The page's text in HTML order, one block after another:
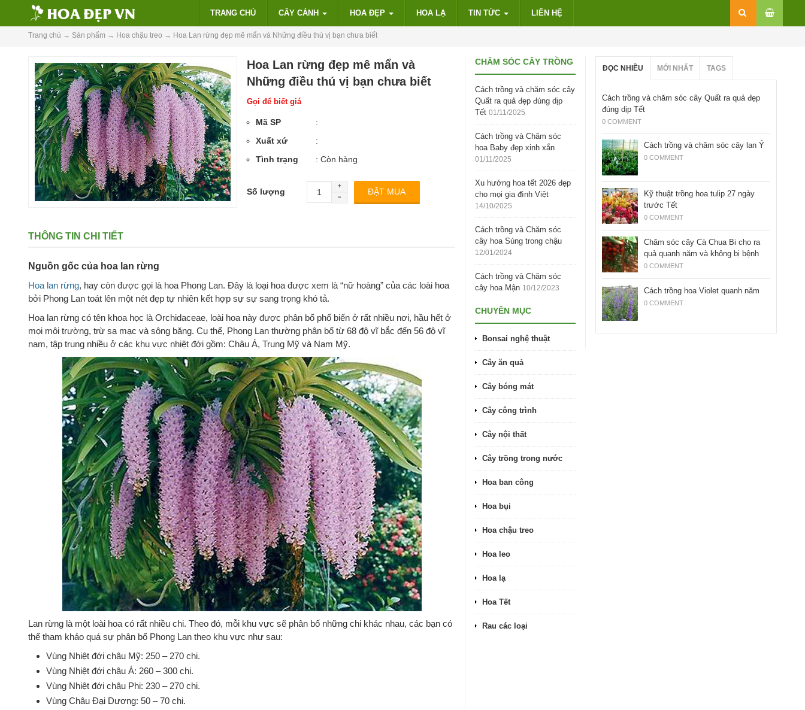
TRANG CHỦ CÂY CẢNH HOA ĐẸP HOA LẠ TIN TỨC LIÊN HỆ
Trang chủ → Sản phẩm → Hoa chậu treo → Hoa Lan rừng đẹp mê mẩn và Những điều thú vị bạn chưa biết
Hoa Lan rừng đẹp mê mẩn và
Những điều thú vị bạn chưa biết
Gọi để biết giá
Mã SP
:
Xuất xứ
:
Tình trạng
: Còn hàng
Số lượng
THÔNG TIN CHI TIẾT
Nguồn gốc của hoa lan rừng
Hoa lan rừng, hay còn được gọi là hoa Phong Lan. Đây là loại hoa được xem là “nữ hoàng” của các loài hoa
bởi Phong Lan toát lên một nét đẹp tự nhiên kết hợp sự sự sang trọng khó tả.
Hoa lan rừng có tên khoa học là Orchidaceae, loài hoa này được phân bố phổ biến ở rất nhiều nơi, hầu hết ở
mọi môi trường, trừ sa mạc và sông băng. Cụ thể, Phong Lan thường phân bố từ 68 độ vĩ bắc đến 56 độ vĩ
nam, tập trung nhiều ở các khu vực nhiệt đới gồm: Châu Á, Trung Mỹ và Nam Mỹ.
Lan rừng là một loài hoa có rất nhiều chi. Theo đó, mỗi khu vực sẽ phân bố những chi khác nhau, các bạn có
thể tham khảo quá sự phân bố Phong Lan theo khu vực như sau:
Vùng Nhiệt đới châu Mỹ: 250 – 270 chi.
Vùng Nhiệt đới châu Á: 260 – 300 chi.
Vùng Nhiệt đới châu Phi: 230 – 270 chi.
Vùng Châu Đại Dương: 50 – 70 chi.
CHĂM SÓC CÂY TRỒNG
Cách trồng và chăm sóc cây
Quất ra quả đẹp đúng dịp
Tết 01/11/2025
Cách trồng và Chăm sóc
hoa Baby đẹp xinh xắn
01/11/2025
Xu hướng hoa tết 2026 đẹp
cho mọi gia đình Việt
14/10/2025
Cách trồng và Chăm sóc
cây hoa Súng trong chậu
12/01/2024
Cách trồng và Chăm sóc
cây hoa Mận 10/12/2023
CHUYÊN MỤC
Bonsai nghệ thuật
Cây ăn quả
Cây bóng mát
Cây công trình
Cây nội thất
Cây trồng trong nước
Hoa ban công
Hoa bụi
Hoa chậu treo
Hoa leo
Hoa lạ
Hoa Tết
Rau các loại
ĐỌC NHIỀU MỚI NHẤT TAGS
Cách trồng và chăm sóc cây Quất ra quả đẹp
đúng dịp Tết
0 COMMENT
Cách trồng và chăm sóc cây lan Ý
0 COMMENT
Kỹ thuật trồng hoa tulip 27 ngày
trước Tết
0 COMMENT
Chăm sóc cây Cà Chua Bi cho ra
quả quanh năm và không bị bệnh
0 COMMENT
Cách trồng hoa Violet quanh năm
0 COMMENT